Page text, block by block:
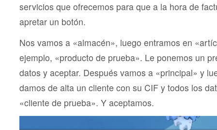
servicios que ofrecemos para que a la hora de
apretar un botón.
Nos vamos a «almacén», luego entramos en
ejemplo, «producto de prueba». Le ponemos un
datos y aceptar. Después vamos a «principal» y
damos de alta un cliente con su CIF y todos los
«cliente de prueba». Y aceptamos.